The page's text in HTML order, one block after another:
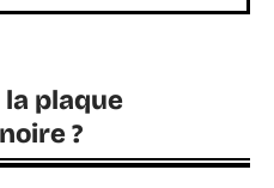
plaque
?